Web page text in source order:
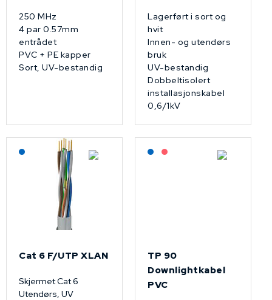
250 MHz
4 par 0.57mm
entrådet
PVC + PE kapper
Sort, UV-bestandig
Lagerført i sort og
hvit
Innen- og utendørs
bruk
UV-bestandig
Dobbeltisolert
installasjonskabel
0,6/1kV
Lagerført: NEK Kabel
Cat 6 F/UTP XLAN
Skjermet Cat 6
Utendørs, UV
Lagerført: NEK Kabel
På forespørsel
TP 90
Downlightkabel
PVC